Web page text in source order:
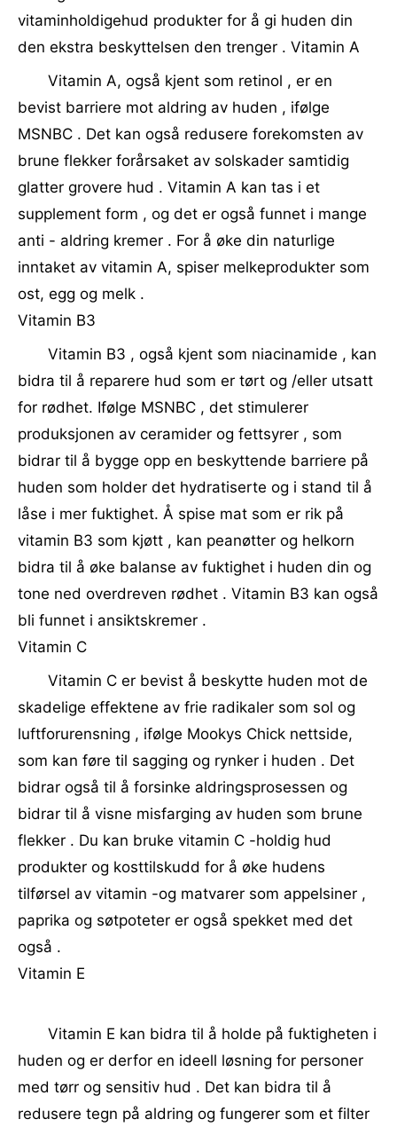
vitaminholdigehud produkter for å gi huden din
den ekstra beskyttelsen den trenger . Vitamin A
Vitamin A, også kjent som retinol , er en
bevist barriere mot aldring av huden , ifølge
MSNBC . Det kan også redusere forekomsten av
brune flekker forårsaket av solskader samtidig
glatter grovere hud . Vitamin A kan tas i et
supplement form , og det er også funnet i mange
anti - aldring kremer . For å øke din naturlige
inntaket av vitamin A, spiser melkeprodukter som
ost, egg og melk .
Vitamin B3
Vitamin B3 , også kjent som niacinamide , kan
bidra til å reparere hud som er tørt og /eller utsatt
for rødhet. Ifølge MSNBC , det stimulerer
produksjonen av ceramider og fettsyrer , som
bidrar til å bygge opp en beskyttende barriere på
huden som holder det hydratiserte og i stand til å
låse i mer fuktighet. Å spise mat som er rik på
vitamin B3 som kjøtt , kan peanøtter og helkorn
bidra til å øke balanse av fuktighet i huden din og
tone ned overdreven rødhet . Vitamin B3 kan også
bli funnet i ansiktskremer .
Vitamin C
Vitamin C er bevist å beskytte huden mot de
skadelige effektene av frie radikaler som sol og
luftforurensning , ifølge Mookys Chick nettside,
som kan føre til sagging og rynker i huden . Det
bidrar også til å forsinke aldringsprosessen og
bidrar til å visne misfarging av huden som brune
flekker . Du kan bruke vitamin C -holdig hud
produkter og kosttilskudd for å øke hudens
tilførsel av vitamin -og matvarer som appelsiner ,
paprika og søtpoteter er også spekket med det
også .
Vitamin E
Vitamin E kan bidra til å holde på fuktigheten i
huden og er derfor en ideell løsning for personer
med tørr og sensitiv hud . Det kan bidra til å
redusere tegn på aldring og fungerer som et filter